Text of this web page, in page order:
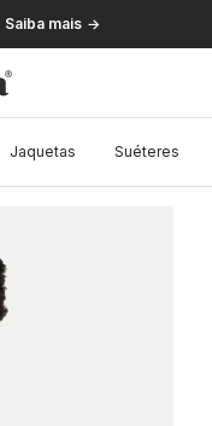
Saiba mais
Jaquetas Suéteres